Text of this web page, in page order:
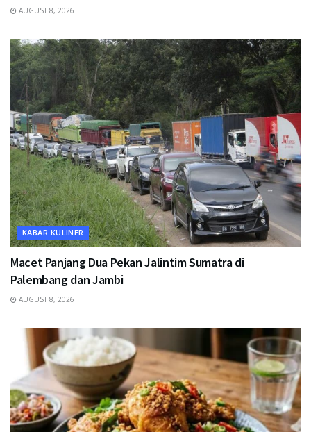
AUGUST 8, 2026
KABAR KULINER
Macet Panjang Dua Pekan Jalintim Sumatra di
Palembang dan Jambi
AUGUST 8, 2026